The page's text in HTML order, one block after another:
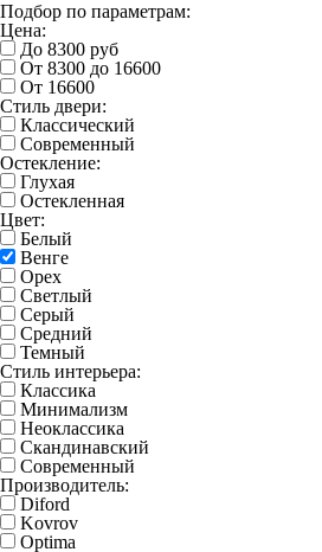
Подбор по параметрам:
Цена:
До 8300 руб
От 8300 до 16600
От 16600
Стиль двери:
Классический
Современный
Остекление:
Глухая
Остекленная
Цвет:
Белый
Венге
Орех
Светлый
Серый
Средний
Темный
Стиль интерьера:
Классика
Минимализм
Неоклассика
Скандинавский
Современный
Производитель:
Diford
Kovrov
Optima